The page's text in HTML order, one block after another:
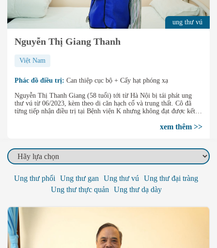
ung thư vú
Nguyễn Thị Giang Thanh
Việt Nam
Phác đồ điều trị: Can thiệp cục bộ + Cấy hạt phóng xạ
Nguyễn Thị Thanh Giang (58 tuổi) tới từ Hà Nội bị tái phát ung
thư vú từ 06/2023, kèm theo di căn hạch cổ và trung thất. Cô đã
từng tiếp nhận điều trị tại Bệnh viện K nhưng không đạt được kết
kết hợp Cấy hạt phóng xạ, khối u di căn của cô đã được thu nhỏ tới
xem thêm >>
Ung thư phổi Ung thư gan Ung thư vú
Ung thư đại tràng
Ung thư thực quản
Ung thư dạ dày